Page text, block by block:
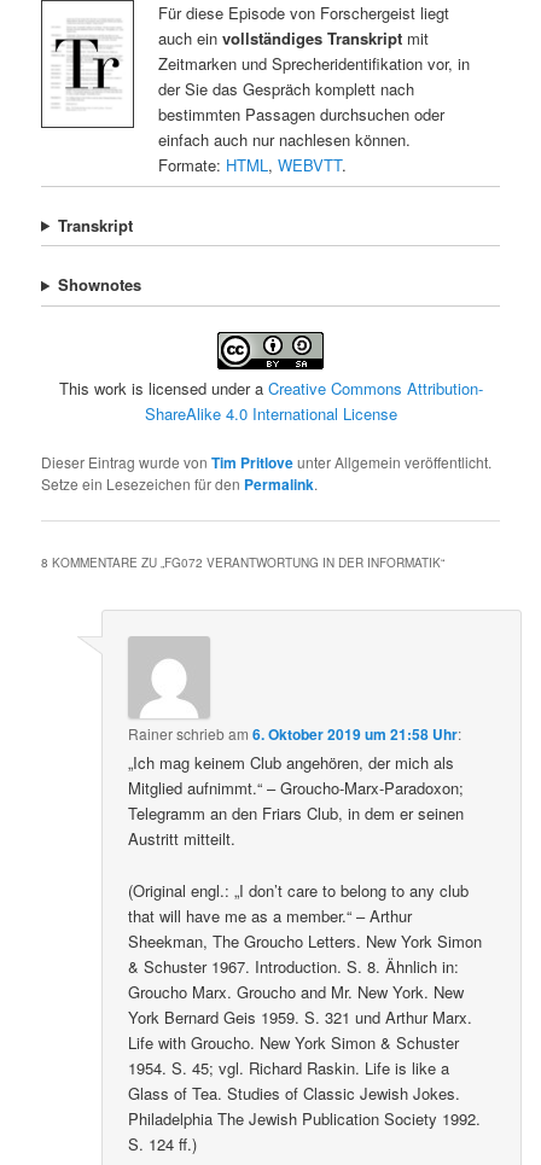
Für diese Episode von Forschergeist liegt
auch ein vollständiges Transkriptmit
Zeitmarken und Sprecheridentifikation vor, in
der Sie das Gespräch komplett nach
bestimmten Passagen durchsuchen oder
einfach auch nur nachlesen können.
Formate: HTML, WEBVTT.
Transkript
Shownotes
This work is licensed under a Creative Commons Attribution-
ShareAlike 4.0 International License
Dieser Eintrag wurde vonTim Pritloveunter Allgemein veröffentlicht.
Setze ein Lesezeichen für den Permalink.
8 KOMMENTARE ZU „FG072 VERANTWORTUNG IN DER INFORMATIK“
Rainerschriebam6. Oktober 2019 um 21:58 Uhr:
„Ich mag keinem Club angehören, der mich als
Mitglied aufnimmt.“ – Groucho-Marx-Paradoxon;
Telegramm an den Friars Club, in dem er seinen
Austritt mitteilt.
(Original engl.: „I don’t care to belong to any club
that will have me as a member.“ – Arthur
Sheekman, The Groucho Letters. New York Simon
& Schuster 1967. Introduction. S. 8. Ähnlich in:
Groucho Marx. Groucho and Mr. New York. New
York Bernard Geis 1959. S. 321 und Arthur Marx.
Life with Groucho. New York Simon & Schuster
1954. S. 45; vgl. Richard Raskin. Life is like a
Glass of Tea. Studies of Classic Jewish Jokes.
Philadelphia The Jewish Publication Society 1992.
S. 124 ff.)